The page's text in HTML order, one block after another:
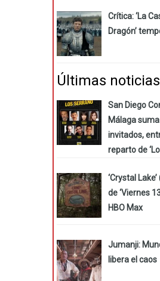
Crítica: ‘La
Dragón’
Últimas noticias
San Diego
Málaga
invitados,
reparto de
‘Crystal
de ‘Viernes
HBO Max
Jumanji:
libera el caos